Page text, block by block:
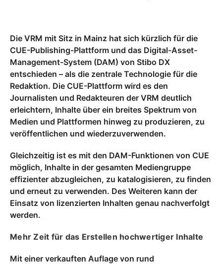
Die VRM mit Sitz in Mainz hat sich kürzlich für die
CUE-Publishing-Plattform und das Digital-Asset-
Management-System (DAM) von Stibo DX
entschieden – als die zentrale Technologie für die
Redaktion. Die CUE-Plattform wird es den
Journalisten und Redakteuren der VRM deutlich
erleichtern, Inhalte über ein breites Spektrum von
Medien und Plattformen hinweg zu produzieren, zu
veröffentlichen und wiederzuverwenden.
Gleichzeitig ist es mit den DAM-Funktionen von CUE
möglich, Inhalte in der gesamten Mediengruppe
effizienter abzugleichen, zu katalogisieren, zu finden
und erneut zu verwenden. Des Weiteren kann der
Einsatz von lizenzierten Inhalten genau nachverfolgt
werden.
Mehr Zeit für das Erstellen hochwertiger Inhalte
Mit einer verkauften Auflage von rund